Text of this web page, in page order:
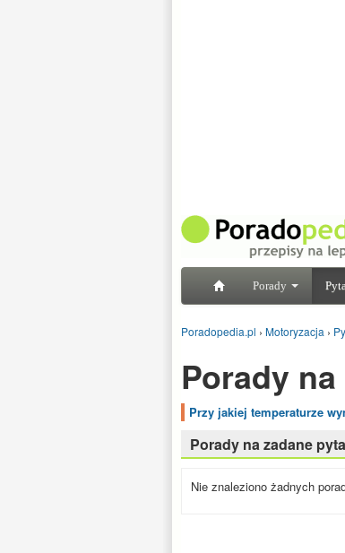
Porady
Poradopedia.pl › Motoryzacja ›
Porady
Przy jakiej temperaturze
Porady na zadane
Nie znaleziono żadnych